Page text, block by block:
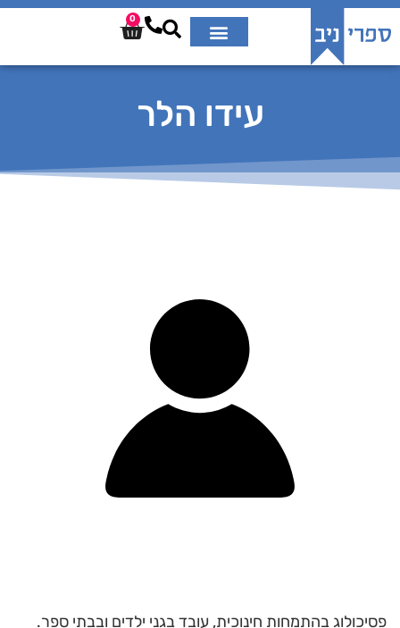
0
עידו הלר
פסיכולוג בהתמחות חינוכית, עובד בגני ילדים ובבתי ספר.